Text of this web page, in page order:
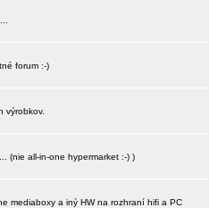
forum :-)
výrobkov.
(nie all-in-one hypermarket :-) )
mediaboxy a iný HW na rozhraní hifi a PC